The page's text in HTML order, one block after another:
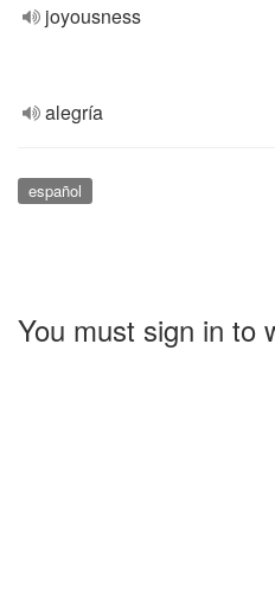
joyousness
alegría
español
You must sign in to